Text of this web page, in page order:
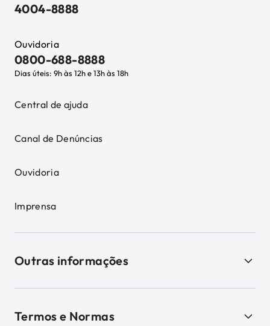
4004-8888
Ouvidoria
0800-688-8888
Dias úteis: 9h às 12h e 13h às 18h
Central de ajuda
Canal de Denúncias
Ouvidoria
Imprensa
Outras informações
Termos e Normas